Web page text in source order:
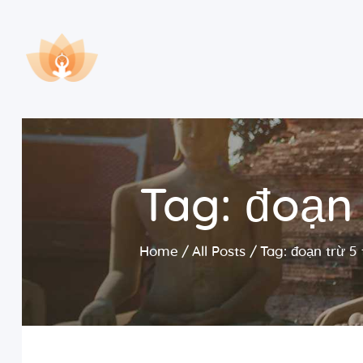
Tag:
Home All Posts Tag: đoạn trừ 5